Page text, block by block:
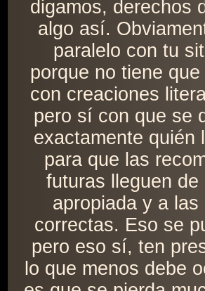
digamos, derechos
algo así.
paralelo con tu
porque no tiene
con creaciones
pero sí con que se
exactamente quién
para que las
futuras lleguen de
apropiada y a las
correctas. Eso se
pero eso sí, ten
lo que menos debe